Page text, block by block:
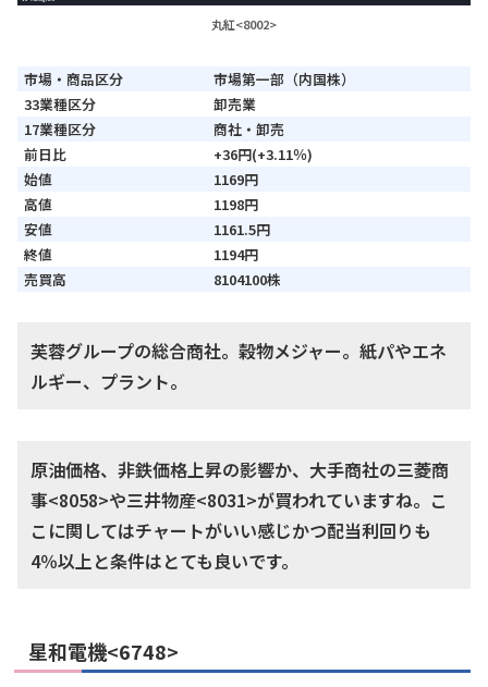
丸紅<8002>
市場・商品区分
市場第一部（内国株）
33業種区分
卸売業
17業種区分
商社・卸売
前日比
+36円(+3.11％)
始値
1169円
高値
1198円
安値
1161.5円
終値
1194円
売買高
8104100株
芙蓉グループの総合商社。穀物メジャー。紙パやエネ
ルギー、プラント。
原油価格、非鉄価格上昇の影響か、大手商社の三菱商
事<8058>や三井物産<8031>が買われていますね。こ
こに関してはチャートがいい感じかつ配当利回りも
4％以上と条件はとても良いです。
星和電機<6748>